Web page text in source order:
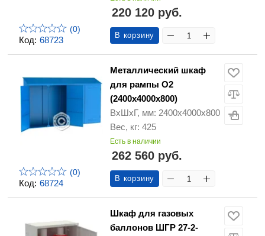
Код: 68723
(0)
220 120 руб.
В корзину
Код: 68724
(0)
Металлический шкаф
для рампы О2
(2400х4000х800)
ВхШхГ, мм: 2400х4000х800
Вес, кг: 425
Есть в наличии
262 560 руб.
В корзину
Шкаф для газовых
баллонов ШГР 27-2-